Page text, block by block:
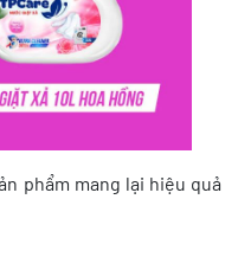
phẩm mang lại hiệu quả